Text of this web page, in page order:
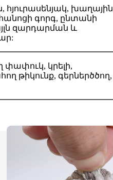
հյուրասենյակ, խաղային
գորգ, ընտանի
զարդարման և
փափուկ, կրելի,
թիկունք, գերներծծող,